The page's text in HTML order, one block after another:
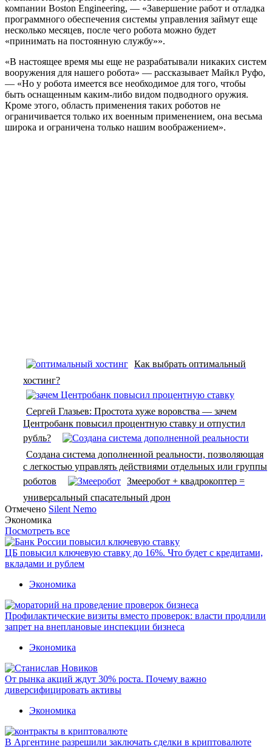
компании Boston Engineering, — «Завершение работ и отладка
программного обеспечения системы управления займут еще
несколько месяцев, после чего робота можно будет
«принимать на постоянную службу»».
«В настоящее время мы еще не разрабатывали никаких систем
вооружения для нашего робота» — рассказывает Майкл Руфо,
— «Но у робота имеется все необходимое для того, чтобы
быть оснащенным каким-либо видом подводного оружия.
Кроме этого, область применения таких роботов не
ограничивается только их военным применением, она весьма
широка и ограничена только нашим воображением».
Как выбрать оптимальный
хостинг?
Сергей Глазьев: Простота хуже воровства — зачем
Центробанк повысил процентную ставку и отпустил
рубль?
Создана система дополненной реальности, позволяющая
с легкостью управлять действиями отдельных или группы
роботов
Змееробот + квадрокоптер =
универсальный спасательный дрон
Отмечено Silent Nemo
Экономика
Посмотреть все
ЦБ повысил ключевую ставку до 16%. Что будет с кредитами,
вкладами и рублем
Экономика
Профилактические визиты вместо проверок: власти продлили
запрет на внеплановые инспекции бизнеса
Экономика
От рынка акций ждут 30% роста. Почему важно
диверсифицировать активы
Экономика
В Аргентине разрешили заключать сделки в криптовалюте